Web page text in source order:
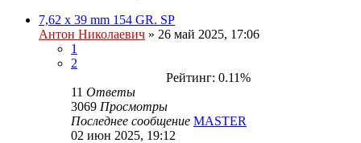
7,62 х 39 mm 154 GR. SP
Антон Николаевич » 26 май 2025, 17:06
1
2
Рейтинг: 0.11%
11 Ответы
3069 Просмотры
Последнее сообщение MASTER
02 июн 2025, 19:12